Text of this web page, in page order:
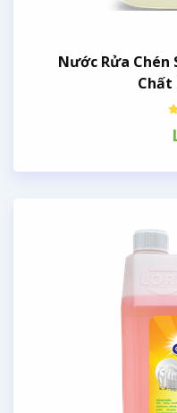
Nước Rửa Chén
Chất